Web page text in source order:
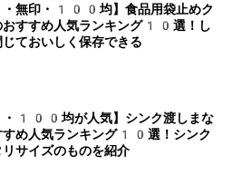
・無印・100均】食品用袋止めク
おすすめ人気ランキング10選！し
じておいしく保存できる
・100均が人気】シンク渡しまな
すめ人気ランキング10選！シンク
リサイズのものを紹介